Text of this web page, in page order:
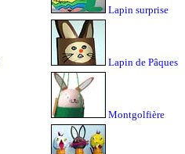
Lapin surprise
Lapin de Pâques
Montgolfière